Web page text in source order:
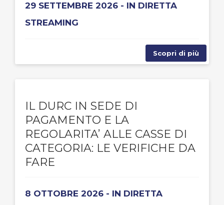
29 SETTEMBRE 2026 - IN DIRETTA
STREAMING
Scopri di più
IL DURC IN SEDE DI
PAGAMENTO E LA
REGOLARITA’ ALLE CASSE DI
CATEGORIA: LE VERIFICHE DA
FARE
8 OTTOBRE 2026 - IN DIRETTA